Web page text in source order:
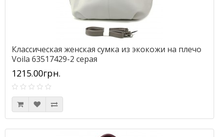
Классическая женская сумка из экокожи на плечо
Voila 63517429-2 серая
1215.00грн.